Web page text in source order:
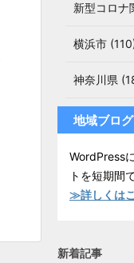
新型コロナ
横浜市
神奈川県
地域ブロ
WordPress
トを短期間
≫詳しくは
新着記事